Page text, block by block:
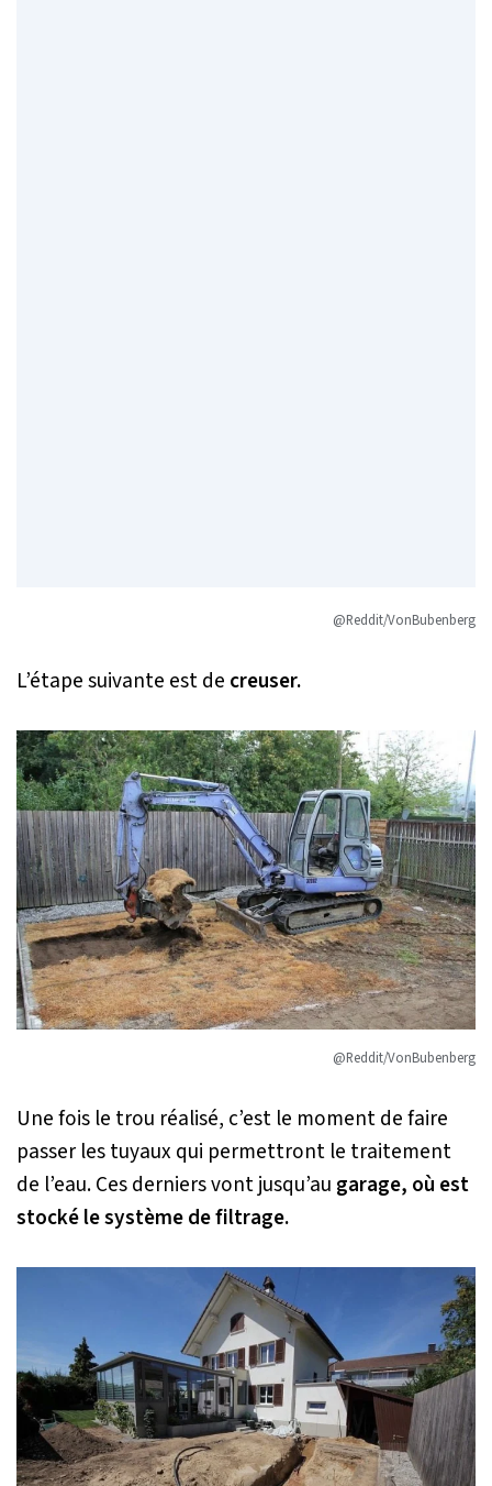
@Reddit/VonBubenberg
L’étape suivante est de creuser.
@Reddit/VonBubenberg
Une fois le trou réalisé, c’est le moment de faire
passer les tuyaux qui permettront le traitement
de l’eau. Ces derniers vont jusqu’au garage, où est
stocké le système de filtrage.